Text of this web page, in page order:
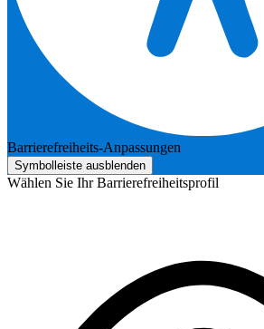
Barrierefreiheits-Anpassungen
Symbolleiste ausblenden
Wählen Sie Ihr Barrierefreiheitsprofil